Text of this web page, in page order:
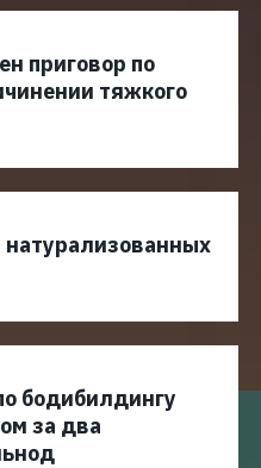
приговор по
тяжкого
бодибилдингу
за два